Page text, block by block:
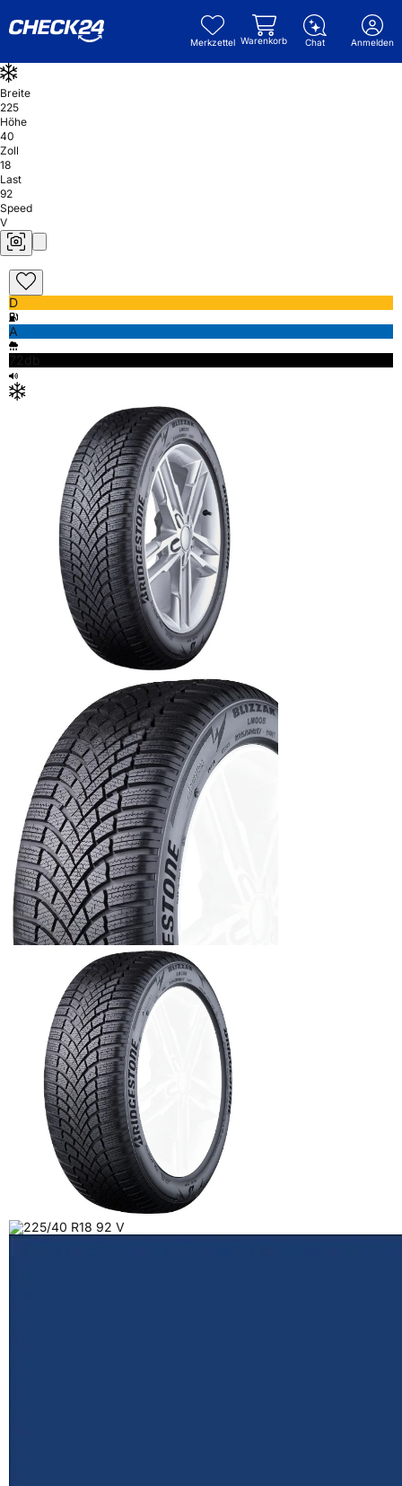
Merkzettel Warenkorb Chat Anmelden
Breite
225
Höhe
40
Zoll
18
Last
92
Speed
V
D
A
72db